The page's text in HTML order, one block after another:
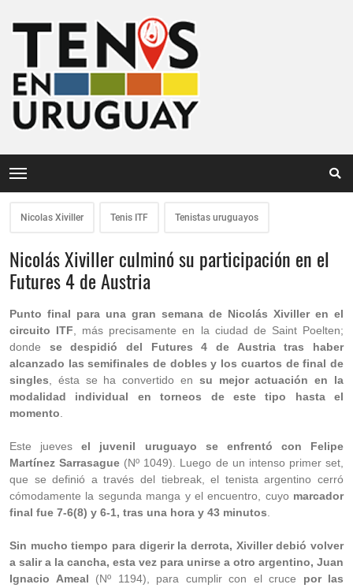
Nicolas Xiviller Tenis ITF Tenistas uruguayos
Nicolás Xiviller culminó su participación en el
Futures 4 de Austria
Punto final para una gran semana de Nicolás Xiviller en el
circuito ITF , más precisamente en la ciudad de Saint Poelten;
donde se despidió del Futures 4 de Austria tras haber
alcanzado las semifinales de dobles y los cuartos de final de
singles , ésta se ha convertido en su mejor actuación en la
modalidad individual en torneos de este tipo hasta el
momento
Este juevesel juvenil uruguayo se enfrentó con Felipe
Martínez Sarrasague (Nº 1049). Luego de un intenso primer set,
que se definió a través del tiebreak, el tenista argentino cerró
cómodamente la segunda manga y el encuentro, cuyo marcador
final fue 7-6(8) y 6-1, tras una hora y 43 minutos
Sin mucho tiempo para digerir la derrota, Xiviller debió volver
a salir a la cancha, esta vez para unirse a otro argentino, Juan
Ignacio Ameal (Nº 1194), para cumplir con el cruce por las